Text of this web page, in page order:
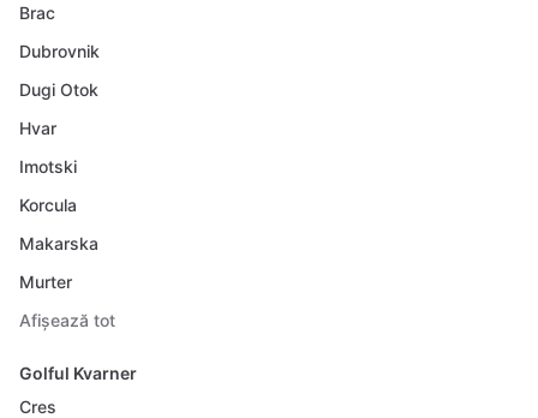
Brac
Dubrovnik
Dugi Otok
Hvar
Imotski
Korcula
Makarska
Murter
Afișează tot
Golful Kvarner
Cres